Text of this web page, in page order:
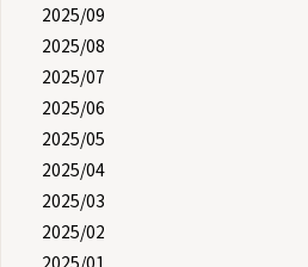
2025/09
2025/08
2025/07
2025/06
2025/05
2025/04
2025/03
2025/02
2025/01